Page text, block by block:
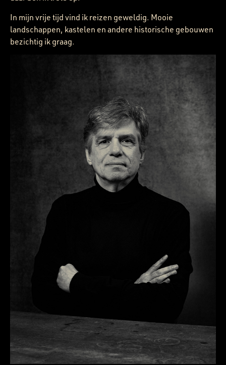
In mijn vrije tijd vind ik reizen geweldig. Mooie
landschappen, kastelen en andere historische gebouwen
bezichtig ik graag.